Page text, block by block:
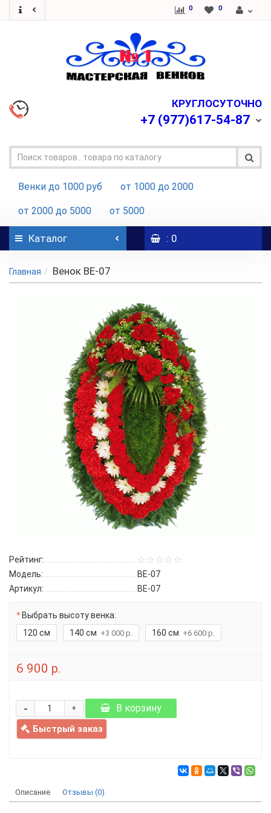
0 0
КРУГЛОСУТОЧНО
+7 (977)617-54-87
Венки до 1000 руб от 1000 до 2000
от 2000 до 5000 от 5000
Каталог : 0
Главная Венок ВЕ-07
Рейтинг:
Модель:
ВЕ-07
Артикул:
ВЕ-07
Выбрать высоту венка:
120 см
140 см +3 000 р. 160 см +6 600 р.
6 900 р.
+
- В корзину
Быстрый заказ
Описание Отзывы (0)